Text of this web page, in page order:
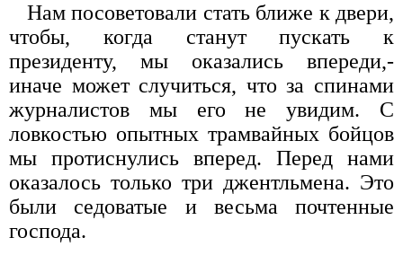
Нам посоветовали стать ближе к двери,
чтобы, когда станут пускать к
президенту, мы оказались впереди,-
иначе может случиться, что за спинами
журналистов мы его не увидим. С
ловкостью опытных трамвайных бойцов
мы протиснулись вперед. Перед нами
оказалось только три джентльмена. Это
были седоватые и весьма почтенные
господа.